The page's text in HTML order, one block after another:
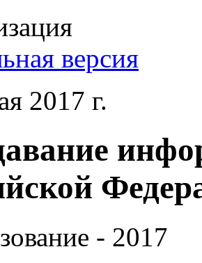
версия
2017 г.
- 2017